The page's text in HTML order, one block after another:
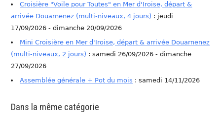
Croisière "Voile pour Toutes" en Mer d'Iroise, départ &
arrivée Douarnenez (multi-niveaux, 4 jours) : jeudi
17/09/2026 - dimanche 20/09/2026
Mini Croisière en Mer d'Iroise, départ & arrivée Douarnenez
(multi-niveaux, 2 jours) : samedi 26/09/2026 - dimanche
27/09/2026
Assemblée générale + Pot du mois : samedi 14/11/2026
Dans la même catégorie